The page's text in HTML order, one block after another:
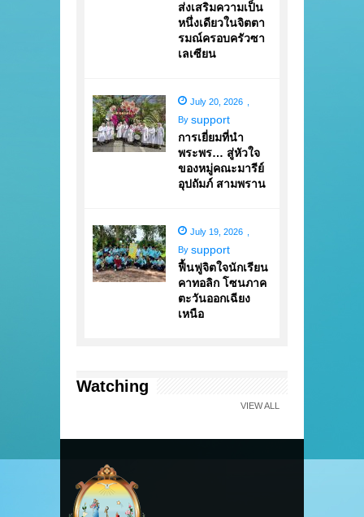
ส่งเสริมความเป็น
หนึ่งเดียวในจิตตา
รมณ์ครอบครัวซา
เลเซียน
July 20, 2026
By support
การเยี่ยมที่นำ
พระพร… สู่หัวใจ
ของหมู่คณะมารีย์
อุปถัมภ์ สามพราน
July 19, 2026
By support
ฟื้นฟูจิตใจนักเรียน
คาทอลิก โซนภาค
ตะวันออกเฉียง
เหนือ
Watching
VIEW ALL